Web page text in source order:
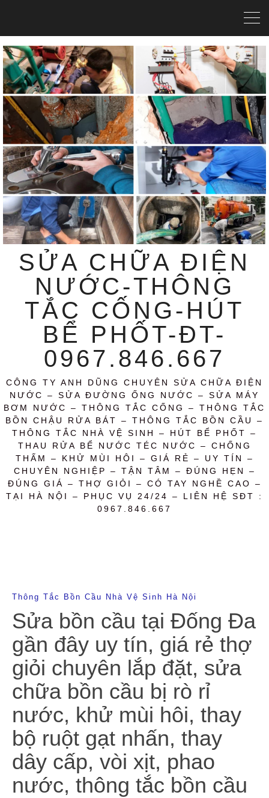
SỬA CHỮA ĐIỆN
NƯỚC-THÔNG
TẮC CỐNG-HÚT
BỂ PHỐT-ĐT-
0967.846.667
CÔNG TY ANH DŨNG CHUYÊN SỬA CHỮA ĐIỆN
NƯỚC – SỬA ĐƯỜNG ỐNG NƯỚC – SỬA MÁY
BƠM NƯỚC – THÔNG TẮC CỐNG – THÔNG TẮC
BỒN CHẬU RỬA BÁT – THÔNG TẮC BỒN CẦU –
THÔNG TẮC NHÀ VỆ SINH – HÚT BỂ PHỐT –
THAU RỬA BỂ NƯỚC TÉC NƯỚC – CHỐNG
THẤM – KHỬ MÙI HÔI – GIÁ RẺ – UY TÍN –
CHUYÊN NGHIỆP – TẬN TÂM – ĐÚNG HẸN –
ĐÚNG GIÁ – THỢ GIỎI – CÓ TAY NGHỀ CAO –
TẠI HÀ NỘI – PHỤC VỤ 24/24 – LIÊN HỆ SĐT :
0967.846.667
Thông Tắc Bồn Cầu Nhà Vệ Sinh Hà Nội
Sửa bồn cầu tại Đống Đa
gần đây uy tín, giá rẻ thợ
giỏi chuyên lắp đặt, sửa
chữa bồn cầu bị rò rỉ
nước, khử mùi hôi, thay
bộ ruột gạt nhấn, thay
dây cấp, vòi xịt, phao
nước, thông tắc bồn cầu